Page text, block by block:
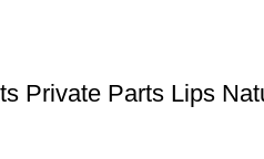
Private Parts Lips